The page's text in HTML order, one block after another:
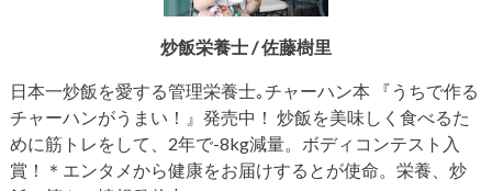
炒飯栄養士 / 佐藤樹里
日本一炒飯を愛する管理栄養士｡チャーハン本 『うちで作る
チャーハンがうまい！』発売中！ 炒飯を美味しく食べるた
めに筋トレをして、2年で-8kg減量。ボディコンテスト入
賞！＊エンタメから健康をお届けするとが使命。栄養、炒